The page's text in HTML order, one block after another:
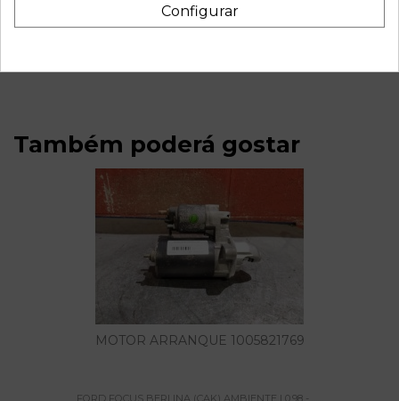
Recambio de alternador para ford focus berlina (cak)
Também poderá gostar
MOTOR ARRANQUE 1005821769
FORD FOCUS BERLINA (CAK) AMBIENTE | 0.98 - ......
Configurar